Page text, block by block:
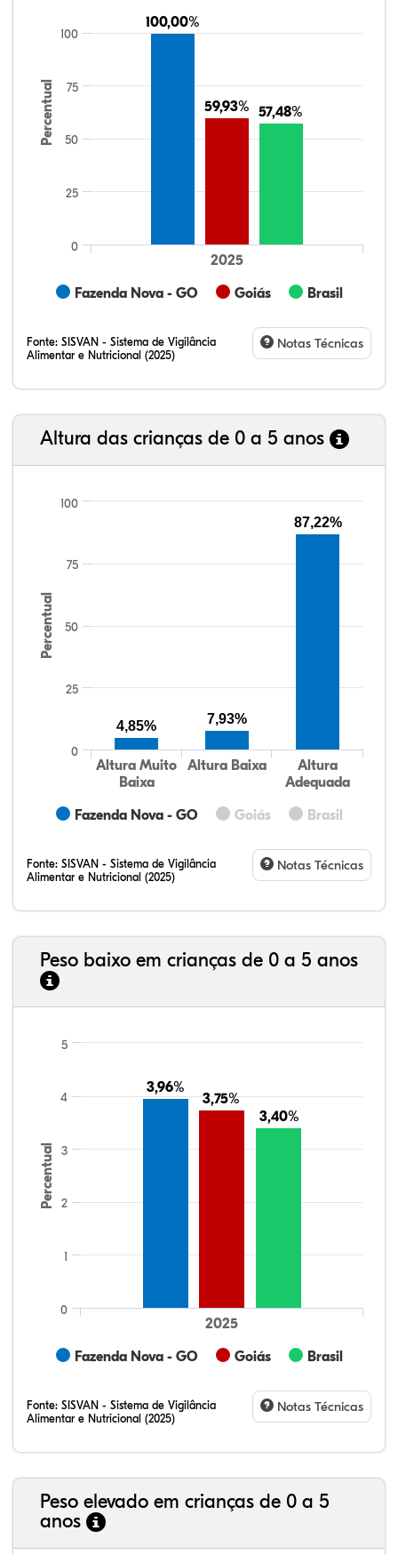
Percentual
100,00%
100,00%
59,93%
59,93% 57,48%
57,48%
Fazenda Nova - GO Goiás Brasil
2025
0
25
50
75
100
Fonte: SISVAN - Sistema de Vigilância
Alimentar e Nutricional (2025)
Notas Técnicas
Altura das crianças de 0 a 5 anos
Percentual
Fazenda Nova - GO Goiás Brasil
Altura Muito
Baixa
Altura Baixa
Altura
Adequada
0
100
25
50
75
4,85% 7,93%
87,22%
Fonte: SISVAN - Sistema de Vigilância
Alimentar e Nutricional (2025)
Notas Técnicas
Peso baixo em crianças de 0 a 5 anos
Percentual
3,96%
3,96%
3,75%
3,75%
3,40%
3,40%
Fazenda Nova - GO Goiás Brasil
2025
0
1
2
3
4
5
Fonte: SISVAN - Sistema de Vigilância
Alimentar e Nutricional (2025)
Notas Técnicas
Peso elevado em crianças de 0 a 5
anos
17,77%
6,70%
0,90%
74,05%
0,20%
0,37%
21,99%
7,16%
0,36%
66,18%
2,81%
1,50%